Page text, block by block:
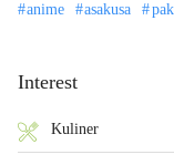
anime asakusa
Interest
Kuliner